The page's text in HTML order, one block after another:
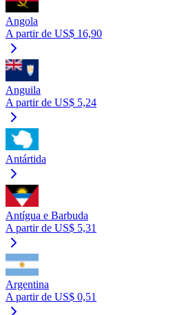
Angola
A partir de US$ 16,90
Anguila
A partir de US$ 5,24
Antártida
Antígua e Barbuda
A partir de US$ 5,31
Argentina
A partir de US$ 0,51